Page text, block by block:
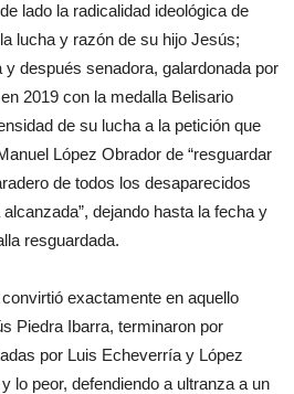
lado la radicalidad ideológica de
lucha y razón de su hijo Jesús;
después senadora, galardonada por
2019 con la medalla Belisario
de su lucha a la petición que
López Obrador de “resguardar
de todos los desaparecidos
dejando hasta la fecha y
resguardada.
exactamente en aquello
Piedra Ibarra, terminaron por
por Luis Echeverría y López
lo peor, defendiendo a ultranza a un